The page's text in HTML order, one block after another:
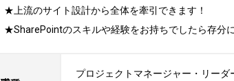
★上流のサイト設計から全体を牽引できます！
★SharePointのスキルや経験をお持ちでしたら存分
プロジェクトマネージャー・リーダ